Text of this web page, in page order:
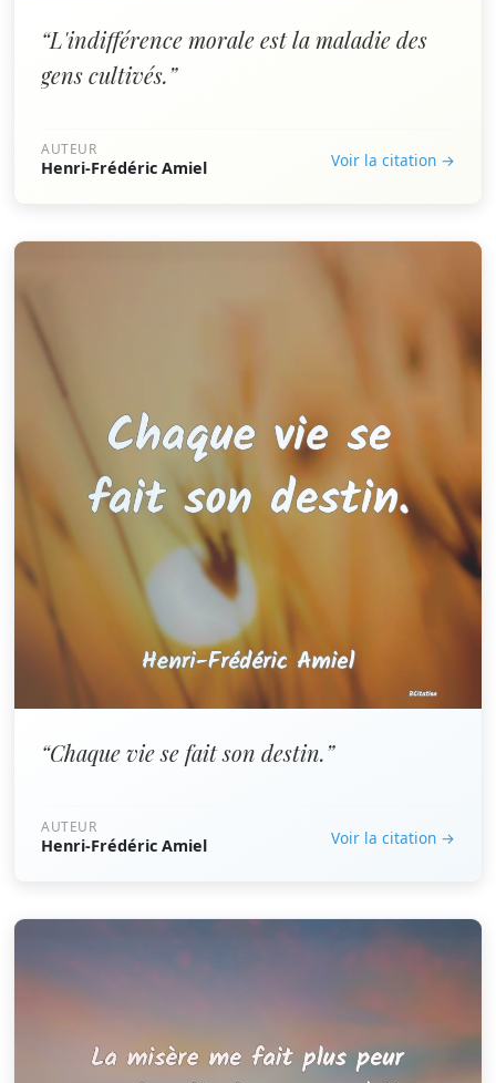
“L'indifférence morale est la maladie des
gens cultivés.”
AUTEUR
Henri-Frédéric Amiel Voir la citation →
“Chaque vie se fait son destin.”
AUTEUR
Henri-Frédéric Amiel Voir la citation →